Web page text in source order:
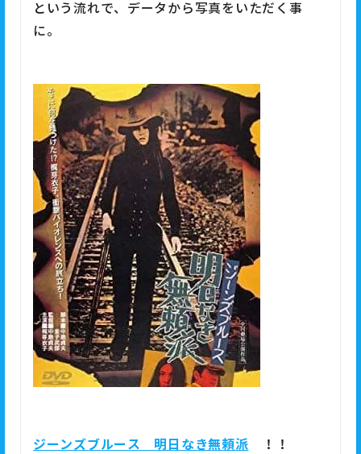
という流れで、データから写真をいただく事
に。
ジーンズブルース 明日なき無頼派 ！！